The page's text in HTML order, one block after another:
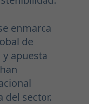
enmarca
de
apuesta
del sector.